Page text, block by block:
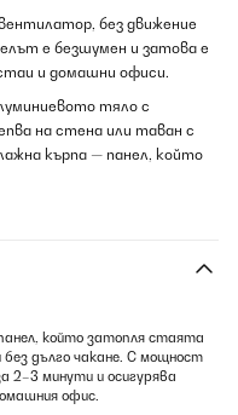
без движение
е безшумен и затова е
и домашни офиси.
тяло с
на стена или таван с
кърпа — панел, който
който затопля стаята
дълго чакане. С мощност
2–3 минути и осигурява
офис.